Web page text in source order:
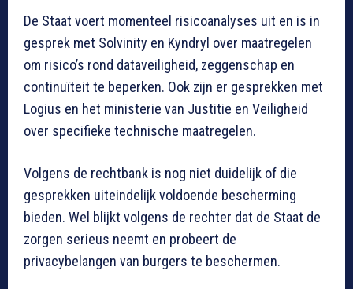
De Staat voert momenteel risicoanalyses uit en is in
gesprek met Solvinity en Kyndryl over maatregelen
om risico’s rond dataveiligheid, zeggenschap en
continuïteit te beperken. Ook zijn er gesprekken met
Logius en het ministerie van Justitie en Veiligheid
over specifieke technische maatregelen.
Volgens de rechtbank is nog niet duidelijk of die
gesprekken uiteindelijk voldoende bescherming
bieden. Wel blijkt volgens de rechter dat de Staat de
zorgen serieus neemt en probeert de
privacybelangen van burgers te beschermen.